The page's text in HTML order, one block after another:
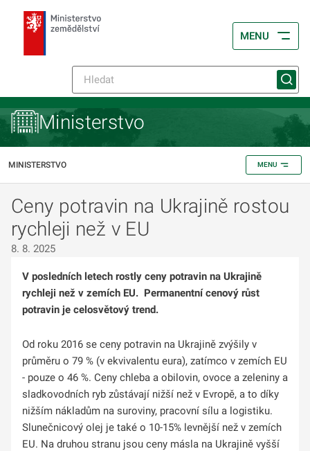
MENU
Ministerstvo
MINISTERSTVO MENU
Ceny potravin na Ukrajině rostou
rychleji než v EU
8. 8. 2025
V posledních letech rostly ceny potravin na Ukrajině
rychleji než v zemích EU. Permanentní cenový růst
potravin je celosvětový trend.
Od roku 2016 se ceny potravin na Ukrajině zvýšily v
průměru o 79 % (v ekvivalentu eura), zatímco v zemích EU
- pouze o 46 %. Ceny chleba a obilovin, ovoce a zeleniny a
sladkovodních ryb zůstávají nižší než v Evropě, a to díky
nižším nákladům na suroviny, pracovní sílu a logistiku.
Slunečnicový olej je také o 10-15% levnější než v zemích
EU. Na druhou stranu jsou ceny másla na Ukrajině vyšší